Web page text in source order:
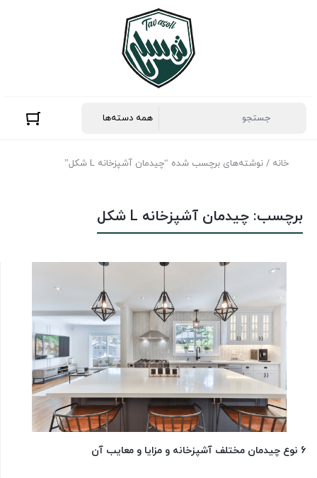
خانه / نوشته‌های برچسب شده “چیدمان آشپزخانه L شکل”
برچسب: چیدمان آشپزخانه L شکل
6 نوع چیدمان مختلف آشپزخانه و مزایا و معایب آن